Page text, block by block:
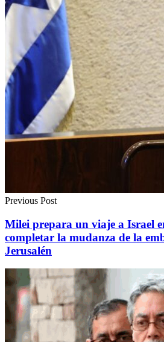
Previous Post
Milei prepara un viaje a Israel
completar la mudanza de la
Jerusalén